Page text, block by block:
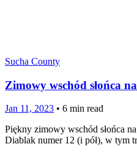
Sucha County
Zimowy wschód słońca
Jan 11, 2023 • 6 min read
Piękny zimowy wschód słońca
Diablak numer 12 (i pół), w tym